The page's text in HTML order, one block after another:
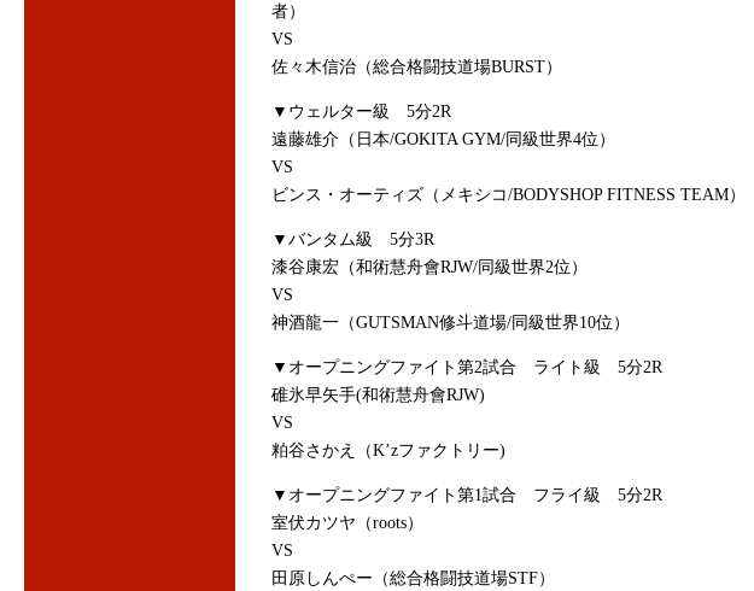
者）
VS
佐々木信治（総合格闘技道場BURST）
▼ウェルター級 5分2R
遠藤雄介（日本/GOKITA GYM/同級世界4位）
VS
ビンス・オーティズ（メキシコ/BODYSHOP FITNESS TEAM）
▼バンタム級 5分3R
漆谷康宏（和術慧舟會RJW/同級世界2位）
VS
神酒龍一（GUTSMAN修斗道場/同級世界10位）
▼オープニングファイト第2試合 ライト級 5分2R
碓氷早矢手(和術慧舟會RJW)
VS
粕谷さかえ（K’zファクトリー)
▼オープニングファイト第1試合 フライ級 5分2R
室伏カツヤ（roots）
VS
田原しんぺー（総合格闘技道場STF）